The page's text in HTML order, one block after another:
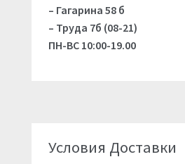
– Гагарина 58 б
– Труда 7б (08-21)
ПН-ВС 10:00-19.00
Условия Доставки